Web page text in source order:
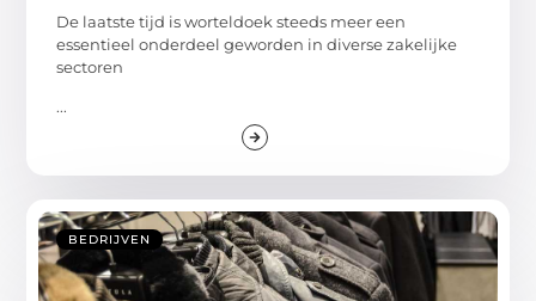
De laatste tijd is worteldoek steeds meer een
essentieel onderdeel geworden in diverse zakelijke
sectoren
...
BEDRIJVEN